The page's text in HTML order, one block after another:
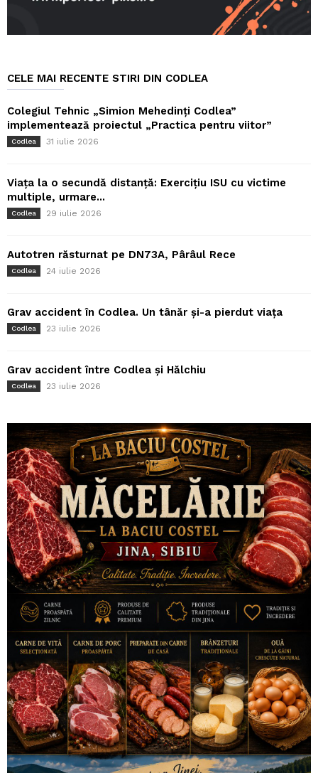
CELE MAI RECENTE STIRI DIN CODLEA
Colegiul Tehnic „Simion Mehedinți Codlea”
implementează proiectul „Practica pentru viitor”
Codlea 31 iulie 2026
Viața la o secundă distanță: Exercițiu ISU cu victime
multiple, urmare...
Codlea 29 iulie 2026
Autotren răsturnat pe DN73A, Pârâul Rece
Codlea 24 iulie 2026
Grav accident în Codlea. Un tânăr și-a pierdut viața
Codlea 23 iulie 2026
Grav accident între Codlea și Hălchiu
Codlea 23 iulie 2026